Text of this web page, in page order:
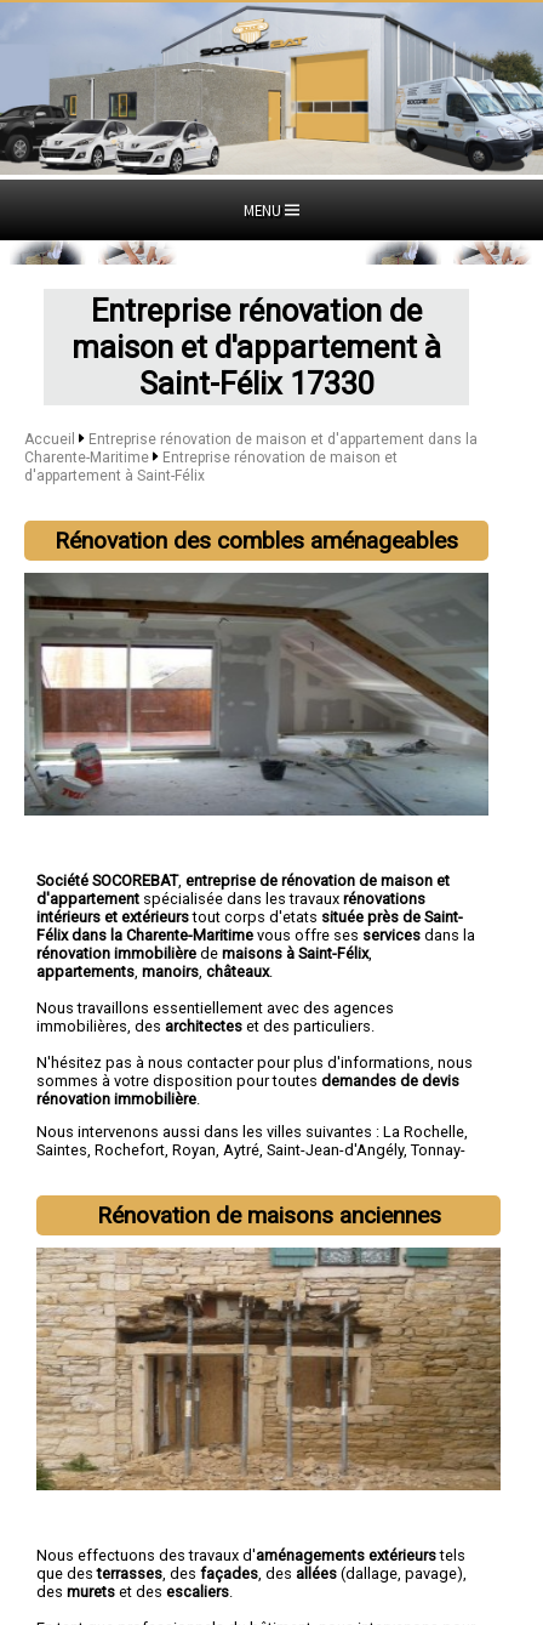
MENU
Entreprise rénovation de
maison et d'appartement à
Saint-Félix 17330
Accueil
Entreprise rénovation de maison et d'appartement dans la
Charente-Maritime
Entreprise rénovation de maison et
d'appartement à Saint-Félix
Rénovation des combles aménageables
Société SOCOREBAT, entreprise de rénovation de maison et
d'appartement spécialisée dans les travaux rénovations
intérieurs et extérieurstout corps d'etats située près de Saint-
Félix dans la Charente-Maritime vous offre ses services dans la
rénovation immobilière de maisons à Saint-Félix,
appartements manoirs châteaux.
Nous travaillons essentiellement avec des agences
immobilières, des architectes et des particuliers.
N'hésitez pas à nous contacter pour plus d'informations, nous
sommes à votre disposition pour toutes demandes de devis
rénovation immobilière
Nous intervenons aussi dans les villes suivantes : La Rochelle,
Saintes, Rochefort, Royan, Aytré, Saint-Jean-d'Angély, Tonnay-
Rénovation de maisons anciennes
Nous effectuons des travaux d'aménagements extérieurstels
que desterrasses , des façades , des allées (dallage, pavage),
des murets et des escaliers